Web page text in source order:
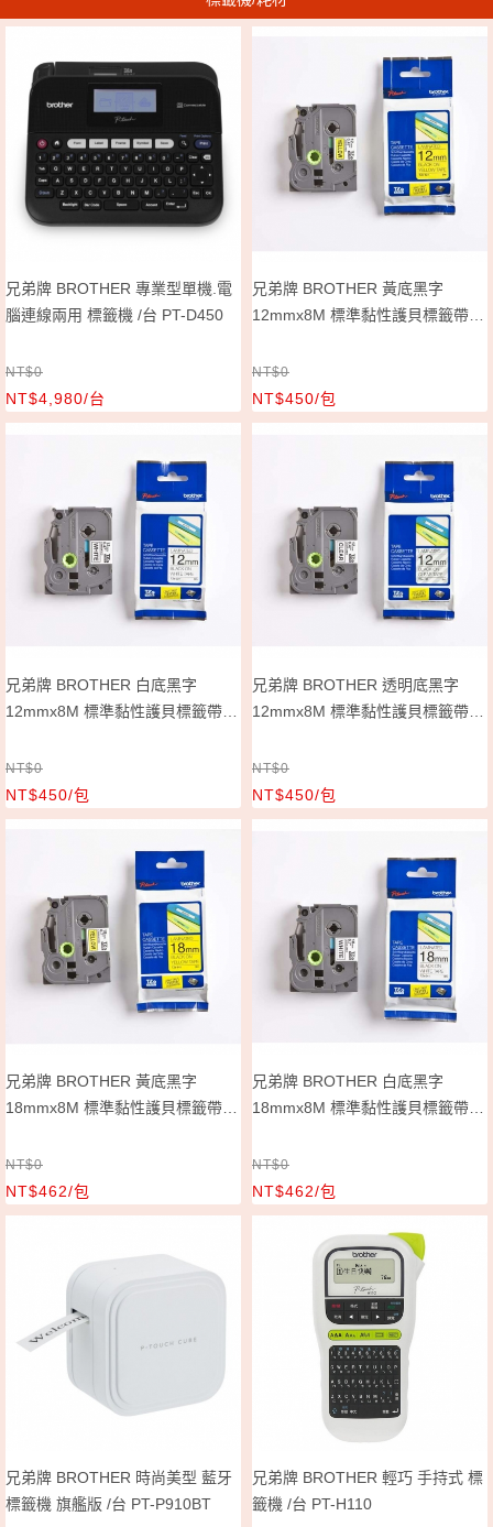
兄弟牌 BROTHER 專業型單機.電
腦連線兩用 標籤機 /台 PT-D450
NT$0
NT$4,980/台
兄弟牌 BROTHER 黃底黑字
12mmx8M 標準黏性護貝標籤帶/
NT$0
NT$450/包
兄弟牌 BROTHER 白底黑字
12mmx8M 標準黏性護貝標籤帶/
NT$0
NT$450/包
兄弟牌 BROTHER 透明底黑字
12mmx8M 標準黏性護貝標籤帶/
NT$0
NT$450/包
兄弟牌 BROTHER 黃底黑字
18mmx8M 標準黏性護貝標籤帶/
NT$0
NT$462/包
兄弟牌 BROTHER 白底黑字
18mmx8M 標準黏性護貝標籤帶/
NT$0
NT$462/包
兄弟牌 BROTHER 時尚美型 藍牙
標籤機 旗艦版 /台 PT-P910BT
兄弟牌 BROTHER 輕巧 手持式 標
籤機 /台 PT-H110